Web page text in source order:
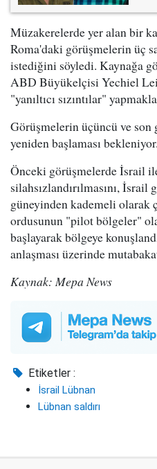
Müzakerelerde yer alan bir
Roma'daki görüşmelerin üç
istediğini söyledi. Kaynağa
ABD Büyükelçisi Yechiel
"yanıltıcı sızıntılar"
Görüşmelerin üçüncü ve son
yeniden başlaması bekleniyor.
Önceki görüşmelerde İsrail
silahsızlandırılmasını,
güneyinden kademeli olarak
ordusunun "pilot bölgeler"
başlayarak bölgeye
anlaşması üzerinde
Kaynak: Mepa News
Etiketler :
İsrail Lübnan
Lübnan saldırı